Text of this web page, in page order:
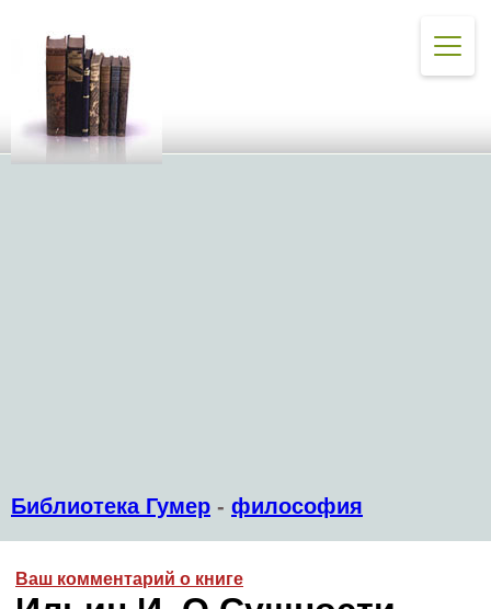
Библиотека Гумер - философия
Ваш комментарий о книге